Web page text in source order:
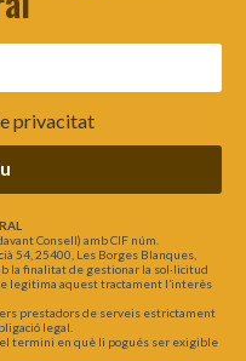
privacitat
Consell) amb CIF núm.
54, 25400, Les Borges Blanques,
la finalitat de gestionar la sol·licitud
legitima aquest tractament l’interès
prestadors de serveis estrictament
legal.
termini en què li pogués ser exigible